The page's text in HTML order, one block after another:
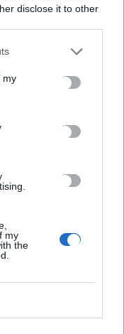
disclose it to other
my
my
the
νεότερος άνδρας
και την Ισπανία
με λευκό